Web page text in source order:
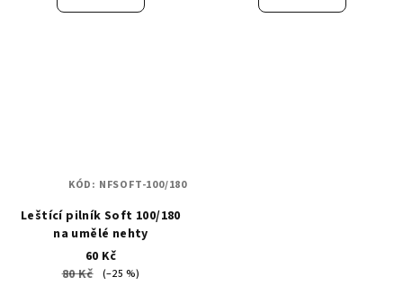
Leštící pilník Soft 100/180
na umělé nehty
60 Kč
80 Kč
(–25 %)
KÓD: NFSOFT-100/180